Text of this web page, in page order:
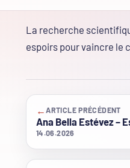
La recherche
espoirs pour vaincre le
←ARTICLE PRÉCÉDENT
Ana Bella Estévez –
14.06.2026